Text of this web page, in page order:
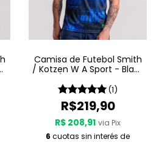
Camisa de Futebol Smith
/ Kotzen W A Sport - Black
(1)
R$219,90
R$ 208,91 via Pix
6 cuotas sin interés de